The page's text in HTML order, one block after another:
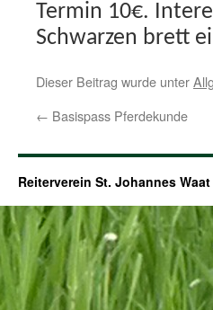
Termin 10€.
Schwarzen brett
Dieser Beitrag wurde unter
← Basispass Pferdekunde
Reiterverein St. Johannes Waat